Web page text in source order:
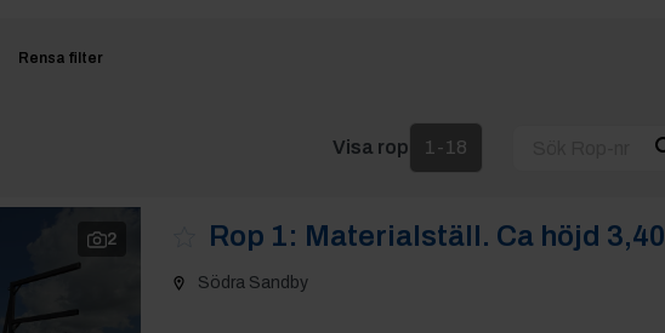
Rensa filter
Visa rop 1-18
2 Rop 1: Materialställ. Ca höjd 3,40
Södra Sandby